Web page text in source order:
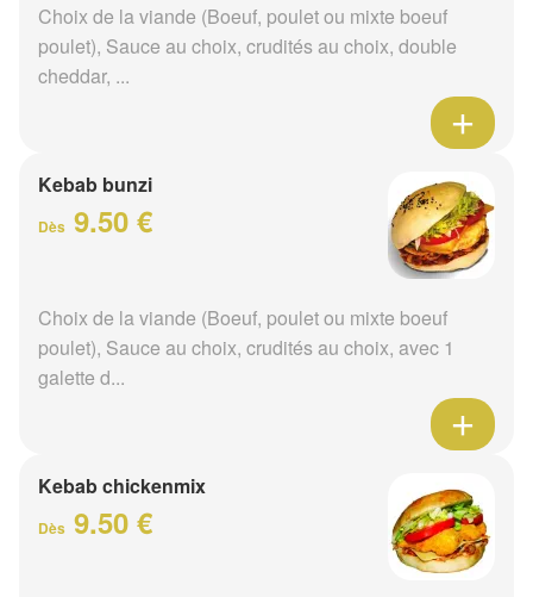
Choix de la viande (Boeuf, poulet ou mixte boeuf
poulet), Sauce au choix, crudités au choix, double
cheddar, ...
Kebab bunzi
Dès 9.50 €
Choix de la viande (Boeuf, poulet ou mixte boeuf
poulet), Sauce au choix, crudités au choix, avec 1
galette d...
Kebab chickenmix
Dès 9.50 €